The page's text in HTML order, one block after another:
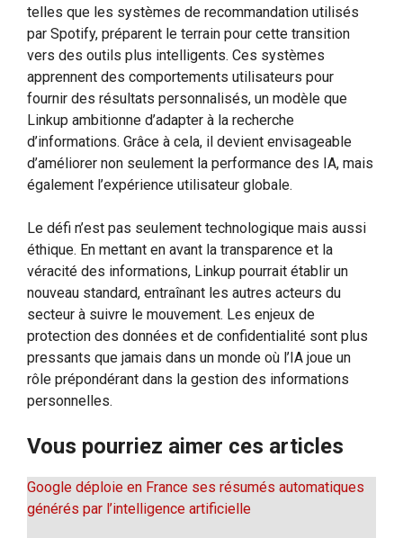
telles que les systèmes de recommandation utilisés
par Spotify, préparent le terrain pour cette transition
vers des outils plus intelligents. Ces systèmes
apprennent des comportements utilisateurs pour
fournir des résultats personnalisés, un modèle que
Linkup ambitionne d’adapter à la recherche
d’informations. Grâce à cela, il devient envisageable
d’améliorer non seulement la performance des IA, mais
également l’expérience utilisateur globale.
Le défi n’est pas seulement technologique mais aussi
éthique. En mettant en avant la transparence et la
véracité des informations, Linkup pourrait établir un
nouveau standard, entraînant les autres acteurs du
secteur à suivre le mouvement. Les enjeux de
protection des données et de confidentialité sont plus
pressants que jamais dans un monde où l’IA joue un
rôle prépondérant dans la gestion des informations
personnelles.
Vous pourriez aimer ces articles
Google déploie en France ses résumés automatiques
générés par l’intelligence artificielle